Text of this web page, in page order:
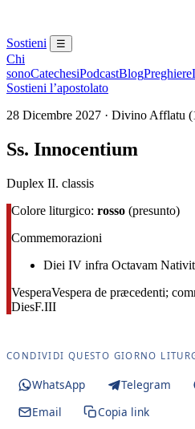
Sostieni ☰
Chi
sonoCatechesiPodcastBlogPreghiere
Sostieni l’apostolato
28 Dicembre 2027 · Divino Afflatu
Ss. Innocentium
Duplex II. classis
Colore liturgico: rosso (presunto)
Commemorazioni
Diei IV infra Octavam
VesperaVespera de præcedenti;
DiesF.III
CONDIVIDI QUESTO GIORNO
WhatsApp Telegram
Email
Copia link